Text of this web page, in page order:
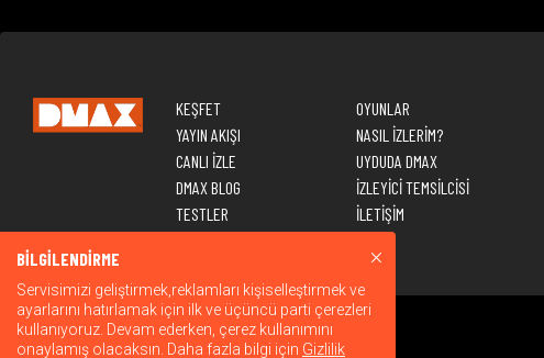
KEŞFET
YAYIN AKIŞI
CANLI İZLE
DMAX BLOG
TESTLER
OYUNLAR
NASIL İZLERİM?
UYDUDA DMAX
İZLEYİCİ TEMSİLCİSİ
İLETİŞİM
BİLGİLENDİRME
Servisimizi geliştirmek,reklamları kişiselleştirmek ve
ayarlarını hatırlamak için ilk ve üçüncü parti çerezleri
kullanıyoruz. Devam ederken, çerez kullanımını
onaylamış olacaksın. Daha fazla bilgi için Gizlilik